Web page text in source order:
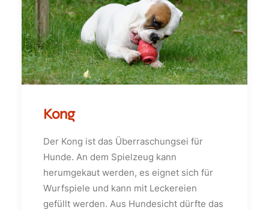
Kong
Der Kong ist das Überraschungsei für
Hunde. An dem Spielzeug kann
herumgekaut werden, es eignet sich für
Wurfspiele und kann mit Leckereien
gefüllt werden. Aus Hundesicht dürfte das